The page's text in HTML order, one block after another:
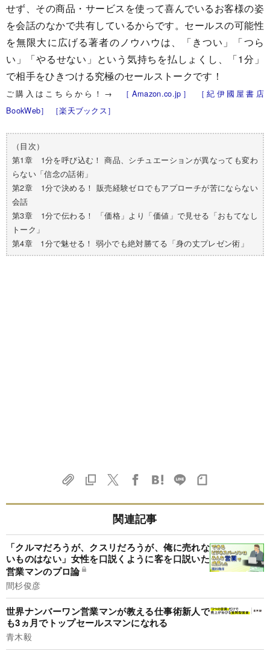
せず、その商品・サービスを使って喜んでいるお客様の姿
を会話のなかで共有しているからです。セールスの可能性
を無限大に広げる著者のノウハウは、「きつい」「つら
い」「やるせない」という気持ちを払しょくし、「1分」
で相手をひきつける究極のセールストークです！
ご購入はこちらから！→ ［Amazon.co.jp］
［紀伊國屋書店
BookWeb］
［楽天ブックス］
（目次）
第1章 1分を呼び込む！ 商品、シチュエーションが異なっても変わ
らない「信念の話術」
第2章 1分で決める！ 販売経験ゼロでもアプローチが苦にならない
会話
第3章 1分で伝わる！ 「価格」より「価値」で見せる「おもてなし
トーク」
第4章 1分で魅せる！ 弱小でも絶対勝てる「身の丈プレゼン術」
関連記事
「クルマだろうが、クスリだろうが、俺に売れな
いものはない」女性を口説くように客を口説いた
営業マンのプロ論
間杉俊彦
世界ナンバーワン営業マンが教える仕事術新人で
も3ヵ月でトップセールスマンになれる
青木毅